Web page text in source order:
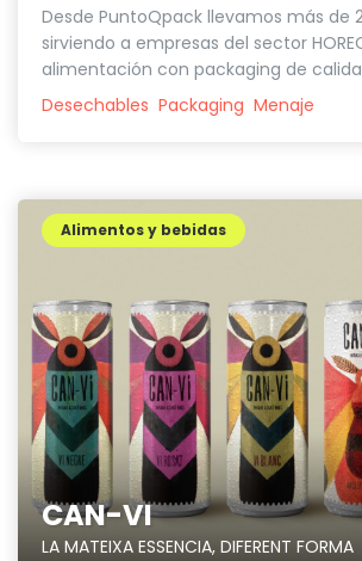
Desde PuntoQpack llevamos más de
sirviendo a empresas del sector
alimentación con packaging de
Desechables Packaging Menaje
CAN-VI
LA MATEIXA ESSENCIA, DIFERENT FORMA
Alimentos y bebidas